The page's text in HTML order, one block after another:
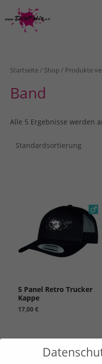
Inhalt
springen
Startseite/ Shop / Produkte
Band
Alle 5 Ergebnisse werden
5 Panel Retro Trucker
Kappe
17,00€